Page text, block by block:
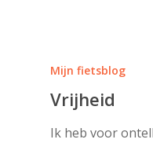
Mijn fietsblog
Vrijheid
Ik heb voor